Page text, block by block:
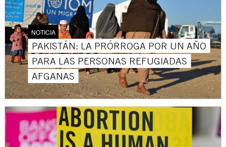
NOTICIA
PAKISTÁN: LA PRÓRROGA POR UN AÑO
PARA LAS PERSONAS REFUGIADAS
AFGANAS